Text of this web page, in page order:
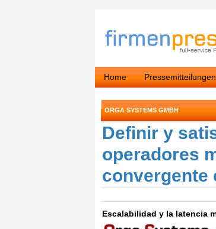
Home Pressemitteilungen
ORGA SYSTEMS GMBH
Definir y
operadores
convergente
Escalabilidad y la latencia